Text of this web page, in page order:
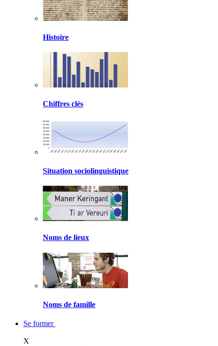
Histoire
Chiffres clés
Situation sociolinguistique
Noms de lieux
Noms de famille
Se former
X